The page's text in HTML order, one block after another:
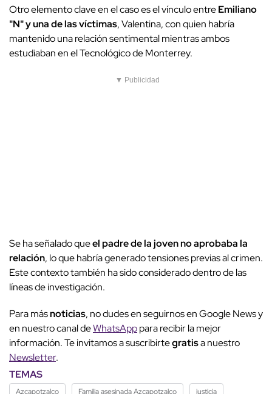
Otro elemento clave en el caso es el vínculo entreEmiliano
"N" y una de las víctimas, Valentina, con quien habría
mantenido una relación sentimental mientras ambos
estudiaban en el Tecnológico de Monterrey.
▼ Publicidad
Se ha señalado queel padre de la joven no aprobaba la
relación, lo que habría generado tensiones previas al crimen.
Este contexto también ha sido considerado dentro de las
líneas de investigación.
Para másnoticias, no dudes en seguirnos en Google News y
en nuestro canal deWhatsApppara recibir la mejor
información. Te invitamos a suscribirtegratisa nuestro
Newsletter.
TEMAS
Azcapotzalco Familia asesinada Azcapotzalco justicia